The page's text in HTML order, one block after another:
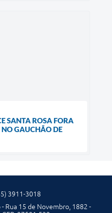
SANTA ROSA FORA
NO GAUCHÃO DE
3911-3018
- Rua 15 de Novembro, 1882 -